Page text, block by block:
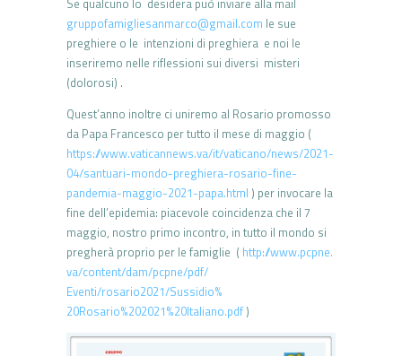
Se qualcuno lo desidera può inviare alla mail
gruppofamigliesanmarco@gmail.com le sue
preghiere o le intenzioni di preghiera e noi le
inseriremo nelle riflessioni sui diversi misteri
(dolorosi) .
Quest’anno inoltre ci uniremo al Rosario promosso
da Papa Francesco per tutto il mese di maggio (
https://www.vaticannews.va/it/vaticano/news/2021-
04/santuari-mondo-preghiera-rosario-fine-
pandemia-maggio-2021-papa.html ) per invocare la
fine dell’epidemia: piacevole coincidenza che il 7
maggio, nostro primo incontro, in tutto il mondo si
pregherà proprio per le famiglie ( http://www.pcpne.
va/content/dam/pcpne/pdf/
Eventi/rosario2021/Sussidio%
20Rosario%202021%20Italiano.pdf )